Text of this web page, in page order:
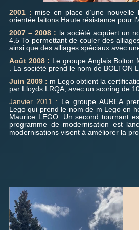
2001 : mise en place d’une nouvelle
orientée laitons Haute résistance pour
2007 – 2008 : la société acquiert un
4.5 To permettant de couler des
ainsi que des alliages spéciaux avec
Août 2008 : Le groupe Anglais Bolton
. La société prend le nom de BOLTON
Juin 2009 : m Lego obtient la
par Lloyds LRQA, avec un scoring de
Janvier 2011 : Le groupe AUREA
Lego qui prend le nom de m Lego en
Maurice LEGO. Un second tournant
programme de modernisation est
modernisations visent à améliorer la